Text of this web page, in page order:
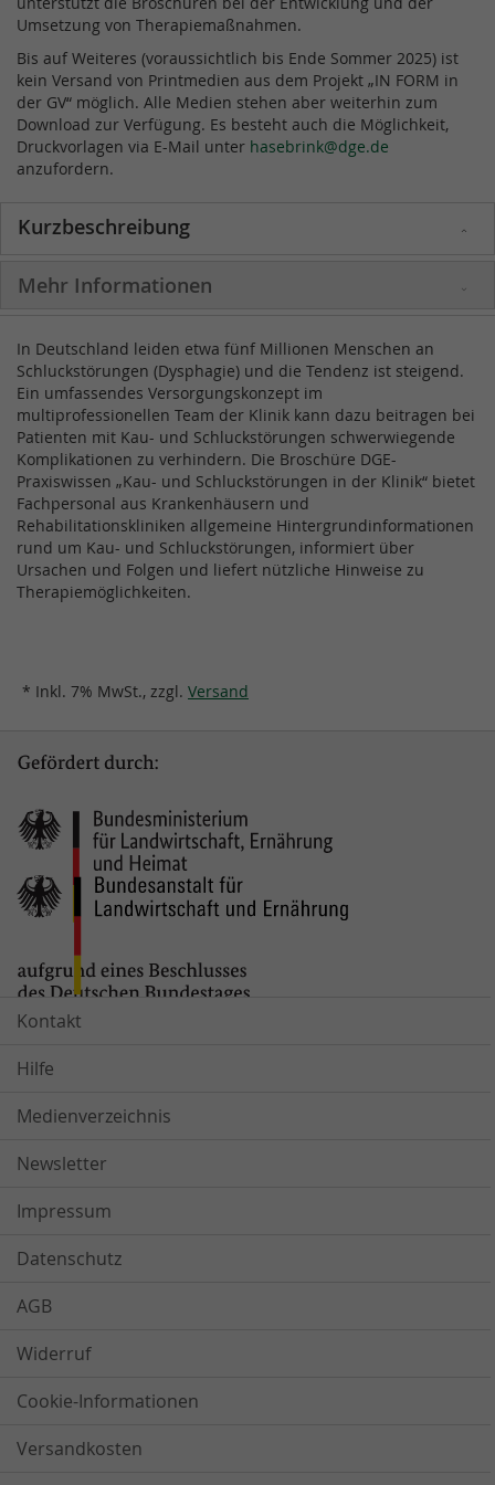
Umsetzung von Therapiemaßnahmen.
Bis auf Weiteres (voraussichtlich bis Ende Sommer 2025) ist
kein Versand von Printmedien aus dem Projekt „IN FORM in
der GV“ möglich. Alle Medien stehen aber weiterhin zum
Download zur Verfügung. Es besteht auch die Möglichkeit,
Druckvorlagen via E-Mail unter hasebrink@dge.de
anzufordern.
Kurzbeschreibung
Mehr Informationen
In Deutschland leiden etwa fünf Millionen Menschen an
Schluckstörungen (Dysphagie) und die Tendenz ist steigend.
Ein umfassendes Versorgungskonzept im
multiprofessionellen Team der Klinik kann dazu beitragen bei
Patienten mit Kau- und Schluckstörungen schwerwiegende
Komplikationen zu verhindern. Die Broschüre DGE-
Praxiswissen „Kau- und Schluckstörungen in der Klinik“ bietet
Fachpersonal aus Krankenhäusern und
Rehabilitationskliniken allgemeine Hintergrundinformationen
rund um Kau- und Schluckstörungen, informiert über
Ursachen und Folgen und liefert nützliche Hinweise zu
Therapiemöglichkeiten.
* Inkl. 7% MwSt., zzgl. Versand
Kontakt
Hilfe
Medienverzeichnis
Newsletter
Impressum
Datenschutz
AGB
Widerruf
Cookie-Informationen
Versandkosten